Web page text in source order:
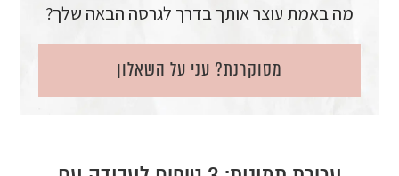
מה באמת עוצר אותך בדרך לגרסה הבאה שלך?
מסוקרנת? עני על השאלון